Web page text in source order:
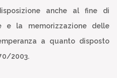
anche al fine di
e la memorizzazione delle
a quanto disposto
70/2003.